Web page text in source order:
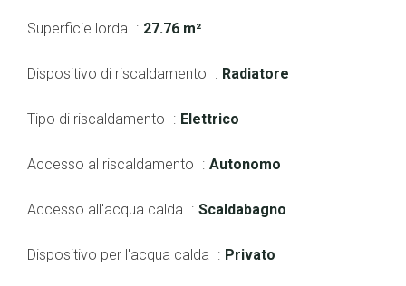
Superficie lorda 27.76 m²
Dispositivo di riscaldamento Radiatore
Tipo di riscaldamento Elettrico
Accesso al riscaldamento Autonomo
Accesso all'acqua calda Scaldabagno
Dispositivo per l'acqua calda Privato